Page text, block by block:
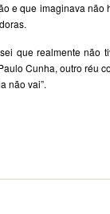
e que imaginava não
que realmente não
Cunha, outro réu
não vai”.